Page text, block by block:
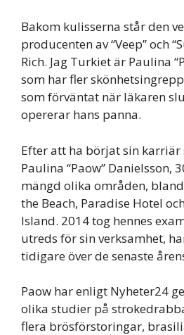
Bakom kulisserna står den
producenten av “Veep” och
Rich. Jag Turkiet är Paulina
som har fler
som förväntat när läkaren
opererar hans panna.
Efter att ha börjat sin
Paulina “Paow” Danielsson,
mängd olika områden,
the Beach, Paradise Hotel
Island. 2014 tog hennes
utreds för sin verksamhet,
tidigare över de senaste
Paow har enligt Nyheter24
olika studier på
flera brösförstoringar,